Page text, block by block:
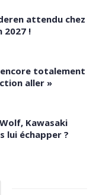
attendu chez
2027 !
encore totalement
aller »
Kawasaki
lui échapper ?